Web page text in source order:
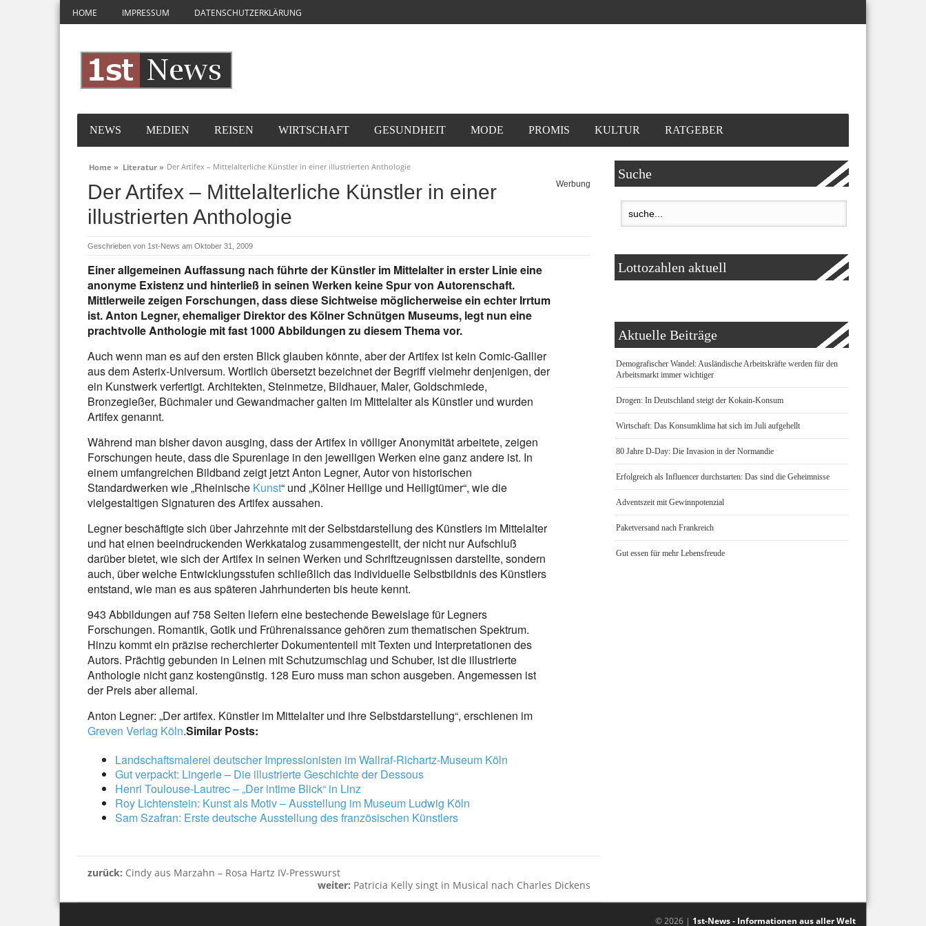
HOME IMPRESSUM DATENSCHUTZERKLÄRUNG
NEWS MEDIEN REISEN WIRTSCHAFT GESUNDHEIT MODE PROMIS KULTUR RATGEBER
Home » Literatur » Der Artifex – Mittelalterliche Künstler in einer illustrierten Anthologie
Der Artifex – Mittelalterliche Künstler in einer
illustrierten Anthologie
Werbung
Geschrieben von 1st-News am Oktober 31, 2009
Einer allgemeinen Auffassung nach führte der Künstler im Mittelalter in erster Linie eine
anonyme Existenz und hinterließ in seinen Werken keine Spur von Autorenschaft.
Mittlerweile zeigen Forschungen, dass diese Sichtweise möglicherweise ein echter Irrtum
ist. Anton Legner, ehemaliger Direktor des Kölner Schnütgen Museums, legt nun eine
prachtvolle Anthologie mit fast 1000 Abbildungen zu diesem Thema vor.
Auch wenn man es auf den ersten Blick glauben könnte, aber der Artifex ist kein Comic-Gallier
aus dem Asterix-Universum. Wortlich übersetzt bezeichnet der Begriff vielmehr denjenigen, der
ein Kunstwerk verfertigt. Architekten, Steinmetze, Bildhauer, Maler, Goldschmiede,
Bronzegießer, Büchmaler und Gewandmacher galten im Mittelalter als Künstler und wurden
Artifex genannt.
Während man bisher davon ausging, dass der Artifex in völliger Anonymität arbeitete, zeigen
Forschungen heute, dass die Spurenlage in den jeweiligen Werken eine ganz andere ist. In
einem umfangreichen Bildband zeigt jetzt Anton Legner, Autor von historischen
Standardwerken wie „Rheinische Kunst“ und „Kölner Heilige und Heiligtümer“, wie die
vielgestaltigen Signaturen des Artifex aussahen.
Legner beschäftigte sich über Jahrzehnte mit der Selbstdarstellung des Künstlers im Mittelalter
und hat einen beeindruckenden Werkkatalog zusammengestellt, der nicht nur Aufschluß
darüber bietet, wie sich der Artifex in seinen Werken und Schriftzeugnissen darstellte, sondern
auch, über welche Entwicklungsstufen schließlich das individuelle Selbstbildnis des Künstlers
entstand, wie man es aus späteren Jahrhunderten bis heute kennt.
943 Abbildungen auf 758 Seiten liefern eine bestechende Beweislage für Legners
Forschungen. Romantik, Gotik und Frührenaissance gehören zum thematischen Spektrum.
Hinzu kommt ein präzise recherchierter Dokumententeil mit Texten und Interpretationen des
Autors. Prächtig gebunden in Leinen mit Schutzumschlag und Schuber, ist die illustrierte
Anthologie nicht ganz kostengünstig. 128 Euro muss man schon ausgeben. Angemessen ist
der Preis aber allemal.
Anton Legner: „Der artifex. Künstler im Mittelalter und ihre Selbstdarstellung“, erschienen im
Greven Verlag Köln.Similar Posts:
Landschaftsmalerei deutscher Impressionisten im Wallraf-Richartz-Museum Köln
Gut verpackt: Lingerie – Die illustrierte Geschichte der Dessous
Henri Toulouse-Lautrec – „Der intime Blick“ in Linz
Roy Lichtenstein: Kunst als Motiv – Ausstellung im Museum Ludwig Köln
Sam Szafran: Erste deutsche Ausstellung des französischen Künstlers
zurück: Cindy aus Marzahn – Rosa Hartz IV-Presswurst
weiter: Patricia Kelly singt in Musical nach Charles Dickens
Suche
Lottozahlen aktuell
Aktuelle Beiträge
Demografischer Wandel: Ausländische Arbeitskräfte werden für den
Arbeitsmarkt immer wichtiger
Drogen: In Deutschland steigt der Kokain-Konsum
Wirtschaft: Das Konsumklima hat sich im Juli aufgehellt
80 Jahre D-Day: Die Invasion in der Normandie
Erfolgreich als Influencer durchstarten: Das sind die Geheimnisse
Adventszeit mit Gewinnpotenzial
Paketversand nach Frankreich
Gut essen für mehr Lebensfreude
© 2026 | 1st-News - Informationen aus aller Welt